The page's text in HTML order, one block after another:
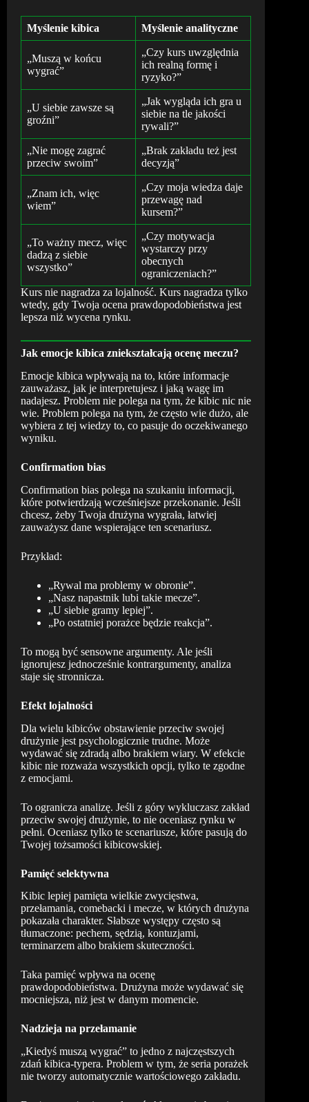
Myślenie kibica Myślenie analityczne
„Muszą w końcu
wygrać”
„Czy kurs uwzględnia
ich realną formę i
ryzyko?”
„U siebie zawsze są
groźni”
„Jak wygląda ich gra u
siebie na tle jakości
rywali?”
„Nie mogę zagrać
przeciw swoim”
„Brak zakładu też jest
decyzją”
„Znam ich, więc
wiem”
„Czy moja wiedza daje
przewagę nad
kursem?”
„To ważny mecz, więc
dadzą z siebie
wszystko”
„Czy motywacja
wystarczy przy
obecnych
ograniczeniach?”
Kurs nie nagradza za lojalność. Kurs nagradza tylko
wtedy, gdy Twoja ocena prawdopodobieństwa jest
lepsza niż wycena rynku.
Jak emocje kibica zniekształcają ocenę meczu?
Emocje kibica wpływają na to, które informacje
zauważasz, jak je interpretujesz i jaką wagę im
nadajesz. Problem nie polega na tym, że kibic nic nie
wie. Problem polega na tym, że często wie dużo, ale
wybiera z tej wiedzy to, co pasuje do oczekiwanego
wyniku.
Confirmation bias
Confirmation bias polega na szukaniu informacji,
które potwierdzają wcześniejsze przekonanie. Jeśli
chcesz, żeby Twoja drużyna wygrała, łatwiej
zauważysz dane wspierające ten scenariusz.
Przykład:
„Rywal ma problemy w obronie”.
„Nasz napastnik lubi takie mecze”.
„U siebie gramy lepiej”.
„Po ostatniej porażce będzie reakcja”.
To mogą być sensowne argumenty. Ale jeśli
ignorujesz jednocześnie kontrargumenty, analiza
staje się stronnicza.
Efekt lojalności
Dla wielu kibiców obstawienie przeciw swojej
drużynie jest psychologicznie trudne. Może
wydawać się zdradą albo brakiem wiary. W efekcie
kibic nie rozważa wszystkich opcji, tylko te zgodne
z emocjami.
To ogranicza analizę. Jeśli z góry wykluczasz zakład
przeciw swojej drużynie, to nie oceniasz rynku w
pełni. Oceniasz tylko te scenariusze, które pasują do
Twojej tożsamości kibicowskiej.
Pamięć selektywna
Kibic lepiej pamięta wielkie zwycięstwa,
przełamania, comebacki i mecze, w których drużyna
pokazała charakter. Słabsze występy często są
tłumaczone: pechem, sędzią, kontuzjami,
terminarzem albo brakiem skuteczności.
Taka pamięć wpływa na ocenę
prawdopodobieństwa. Drużyna może wydawać się
mocniejsza, niż jest w danym momencie.
Nadzieja na przełamanie
„Kiedyś muszą wygrać” to jedno z najczęstszych
zdań kibica-typera. Problem w tym, że seria porażek
nie tworzy automatycznie wartościowego zakładu.